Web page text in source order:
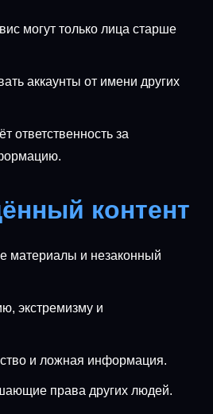
могут только лица старше
аккаунты от имени других
ответственность за
контент
материалы и незаконный
экстремизму и
и ложная информация.
права других людей.